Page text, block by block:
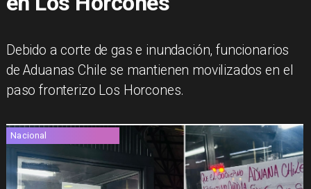
Debido a corte de gas e inundación, funcionarios
de Aduanas Chile se mantienen movilizados en el
paso fronterizo Los Horcones.
Nacional